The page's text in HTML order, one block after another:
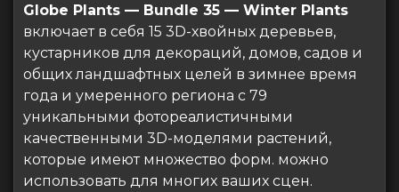
Globe Plants — Bundle 35 — Winter Plants
включает в себя 15 3D-хвойных деревьев,
кустарников для декораций, домов, садов и
общих ландшафтных целей в зимнее время
года и умеренного региона с 79
уникальными фотореалистичными
качественными 3D-моделями растений,
которые имеют множество форм. можно
использовать для многих ваших сцен.